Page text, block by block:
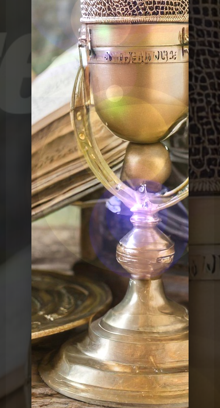
Le Graal de l'Histoire Graalv3 26 La bombe
Le Graal de
l'Histoire
Graalv3 25 Jeux Olympiques
vite !
Le Graal de l'Histoire Graalv3 24 Anti-missile
Le Graal de
l'Histoire
Le Graal de l'histoire, la
compile 1
Le Graal de l'Histoire Graalv3 1 La fuite
Le Graal de l'Histoire Graalv3 2 Le trône
Le Graal de l'Histoire Graalv3 3 Marco Polo
Le Graal de l'Histoire Graalv3 4 Christophe
Le Graal de l'Histoire Graalv3 5 Amérique
Le Graal de l'Histoire Graalv3 6 Groenland